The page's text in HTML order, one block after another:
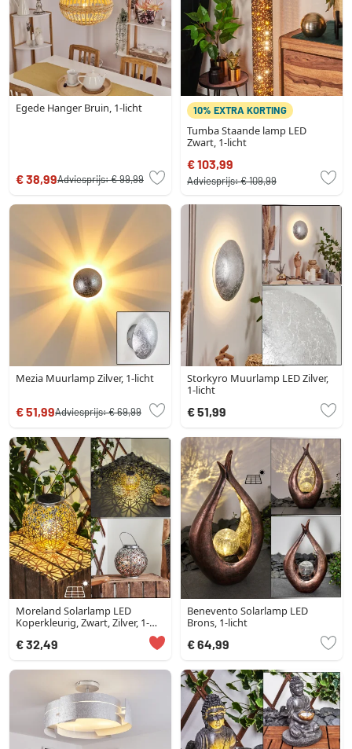
Egede Hanger Bruin, 1-licht
€ 38,99Adviesprijs:€ 99,99
10% EXTRA KORTING
Tumba Staande lamp LED
Zwart, 1-licht
€ 103,99
Adviesprijs:€ 109,99
Mezia Muurlamp Zilver, 1-licht
€ 51,99Adviesprijs:€ 69,99
Storkyro Muurlamp LED Zilver,
1-licht
€ 51,99
Moreland Solarlamp LED
Koperkleurig, Zwart, Zilver, 1-
€ 32,49
Benevento Solarlamp LED
Brons, 1-licht
€ 64,99